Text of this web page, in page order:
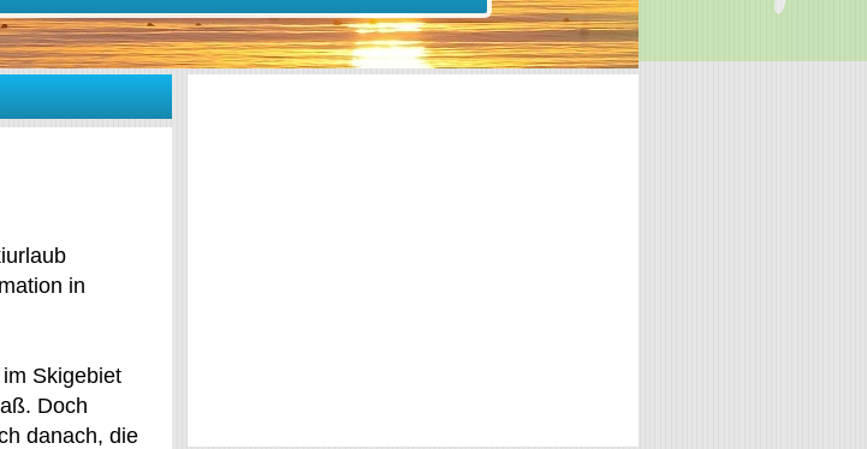
in
Skigebiet
Doch
danach, die